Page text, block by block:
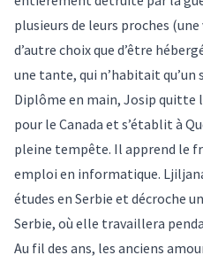
plusieurs de leurs proches
d’autre choix que d’être
une tante, qui n’habitait
Diplôme en main, Josip
pour le Canada et s’établit à
pleine tempête. Il apprend le
emploi en informatique.
études en Serbie et décroche
Serbie, où elle travaillera
Au fil des ans, les anciens